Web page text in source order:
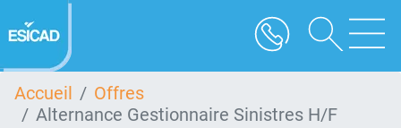
au
contenu
Accueil
Offres
Alternance Gestionnaire Sinistres H/F